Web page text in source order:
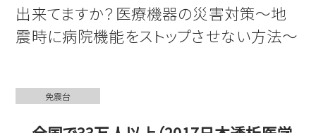
出来てますか？医療機器の災害対策～地
震時に病院機能をストップさせない方法～
免震台